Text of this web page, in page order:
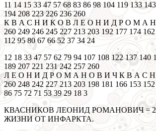
11 14 15 33 47 57 68 83 86 98 104 119 133
194 208 223 226 236 260
К В А С Н И К О В Л Е О Н И Д Р О М А
260 249 246 245 227 213 203 192 177 174
112 95 80 67 66 52 37 34 24
12 18 33 47 57 62 79 94 107 108 122 137 140
189 207 221 231 242 257 260
Л Е О Н И Д Р О М А Н О В И Ч К В А С
260 248 242 227 213 203 198 181 166 153
86 75 72 71 53 39 29 18 3
КВАСНИКОВ ЛЕОНИД РОМАНОВИЧ =
ЖИЗНИ ОТ ИНФАРКТА.